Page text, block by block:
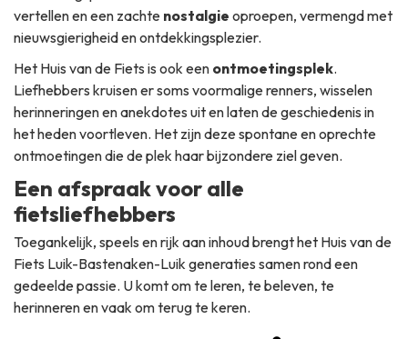
vertellen en een zachte nostalgie oproepen, vermengd met
nieuwsgierigheid en ontdekkingsplezier.
Het Huis van de Fiets is ook een ontmoetingsplek.
Liefhebbers kruisen er soms voormalige renners, wisselen
herinneringen en anekdotes uit en laten de geschiedenis in
het heden voortleven. Het zijn deze spontane en oprechte
ontmoetingen die de plek haar bijzondere ziel geven.
Een afspraak voor alle
fietsliefhebbers
Toegankelijk, speels en rijk aan inhoud brengt het Huis van de
Fiets Luik-Bastenaken-Luik generaties samen rond een
gedeelde passie. U komt om te leren, te beleven, te
herinneren en vaak om terug te keren.